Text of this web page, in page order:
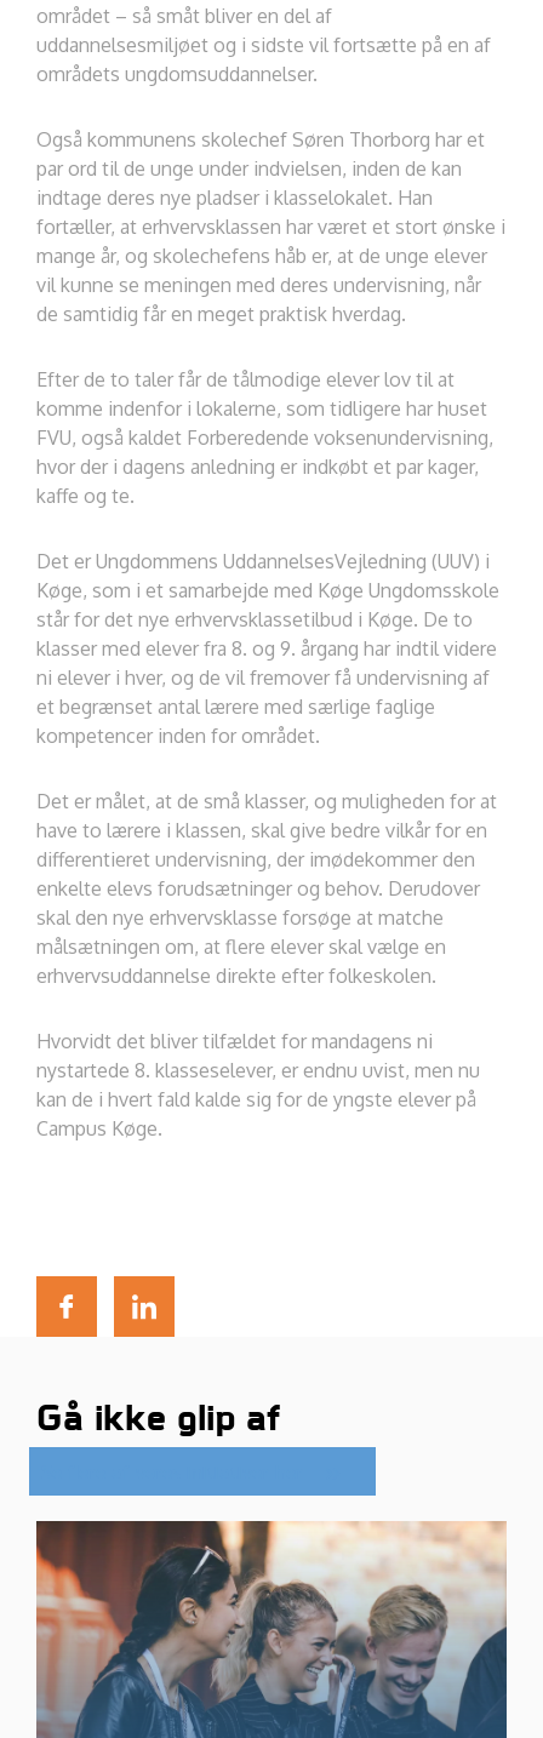
området – så småt bliver en del af
uddannelsesmiljøet og i sidste vil fortsætte på en af
områdets ungdomsuddannelser.
Også kommunens skolechef Søren Thorborg har et
par ord til de unge under indvielsen, inden de kan
indtage deres nye pladser i klasselokalet. Han
fortæller, at erhvervsklassen har været et stort ønske i
mange år, og skolechefens håb er, at de unge elever
vil kunne se meningen med deres undervisning, når
de samtidig får en meget praktisk hverdag.
Efter de to taler får de tålmodige elever lov til at
komme indenfor i lokalerne, som tidligere har huset
FVU, også kaldet Forberedende voksenundervisning,
hvor der i dagens anledning er indkøbt et par kager,
kaffe og te.
Det er Ungdommens UddannelsesVejledning (UUV) i
Køge, som i et samarbejde med Køge Ungdomsskole
står for det nye erhvervsklassetilbud i Køge. De to
klasser med elever fra 8. og 9. årgang har indtil videre
ni elever i hver, og de vil fremover få undervisning af
et begrænset antal lærere med særlige faglige
kompetencer inden for området.
Det er målet, at de små klasser, og muligheden for at
have to lærere i klassen, skal give bedre vilkår for en
differentieret undervisning, der imødekommer den
enkelte elevs forudsætninger og behov. Derudover
skal den nye erhvervsklasse forsøge at matche
målsætningen om, at flere elever skal vælge en
erhvervsuddannelse direkte efter folkeskolen.
Hvorvidt det bliver tilfældet for mandagens ni
nystartede 8. klasseselever, er endnu uvist, men nu
kan de i hvert fald kalde sig for de yngste elever på
Campus Køge.
Gå ikke glip af